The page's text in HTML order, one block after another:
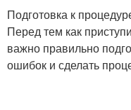
Подготовка к
Перед тем как
важно правильно
ошибок и сделать